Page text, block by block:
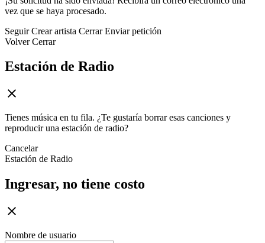
vez que se haya procesado.
Seguir Crear artista Cerrar Enviar petición
Volver Cerrar
Estación de Radio
Tienes música en tu fila. ¿Te gustaría borrar esas canciones y
reproducir una estación de radio?
Cancelar
Estación de Radio
Ingresar, no tiene costo
Nombre de usuario